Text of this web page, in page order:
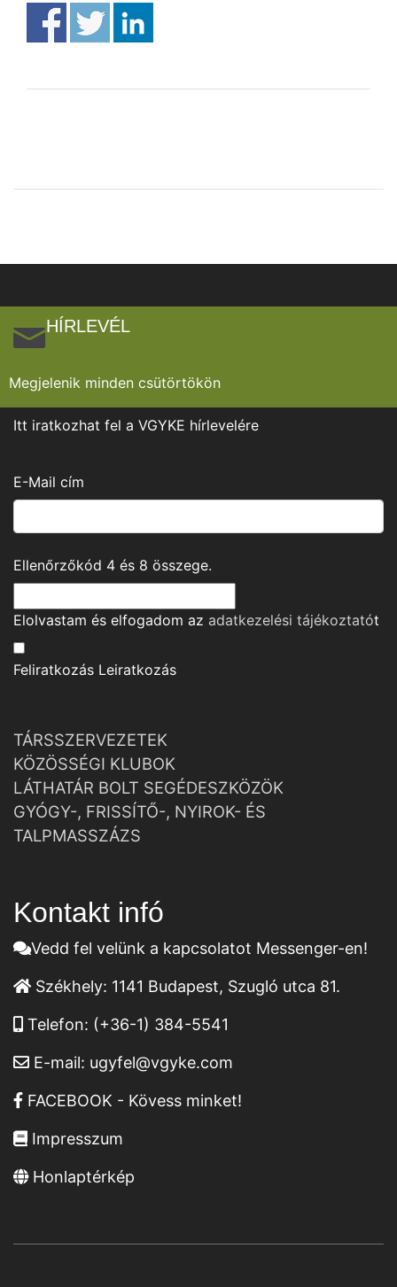
HÍRLEVÉL
Megjelenik minden csütörtökön
Itt iratkozhat fel a VGYKE hírlevelére
E-Mail cím
Ellenőrzőkód 4 és 8 összege.
Elolvastam és elfogadom az adatkezelési tájékoztatót
Feliratkozás Leiratkozás
TÁRSSZERVEZETEK
KÖZÖSSÉGI KLUBOK
LÁTHATÁR BOLT SEGÉDESZKÖZÖK
GYÓGY-, FRISSÍTŐ-, NYIROK- ÉS
TALPMASSZÁZS
Kontakt infó
Vedd fel velünk a kapcsolatot Messenger-en!
Székhely: 1141 Budapest, Szugló utca 81.
Telefon: (+36-1) 384-5541
E-mail: ugyfel@vgyke.com
FACEBOOK - Kövess minket!
Impresszum
Honlaptérkép